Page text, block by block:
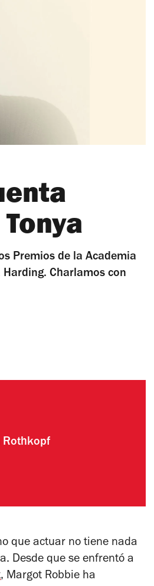
Premios de la Academia
Charlamos con
Rothkopf
que actuar no tiene nada
Desde que se enfrentó a
, Margot Robbie ha